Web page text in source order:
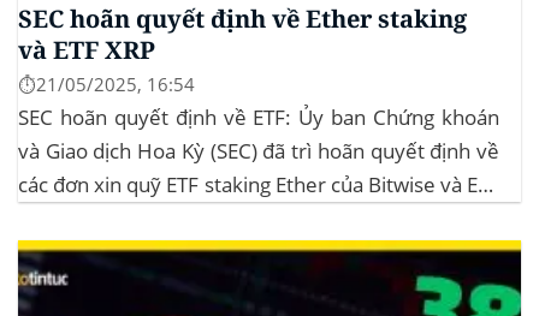
SEC hoãn quyết định về Ether staking
và ETF XRP
⏱️21/05/2025, 16:54
SEC hoãn quyết định về ETF: Ủy ban Chứng khoán
và Giao dịch Hoa Kỳ (SEC) đã trì hoãn quyết định về
các đơn xin quỹ ETF staking Ether của Bitwise và ETF
10/2025 để thu thập thêm ý kiến công...